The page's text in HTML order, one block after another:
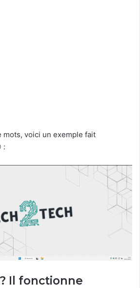
mots, voici un exemple fait
:
Il fonctionne